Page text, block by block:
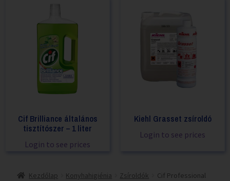
Cif Brilliance általános
tisztítószer – 1 liter
Login to see prices
Kiehl Grasset zsíroldó
Login to see prices
Kezdőlap Konyhahigiénia Zsíroldók
Cif Professional